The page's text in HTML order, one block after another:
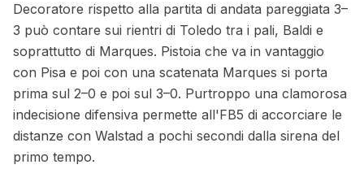
Decoratore rispetto alla partita di andata pareggiata 3–
3 può contare sui rientri di Toledo tra i pali, Baldi e
soprattutto di Marques. Pistoia che va in vantaggio
con Pisa e poi con una scatenata Marques si porta
prima sul 2–0 e poi sul 3–0. Purtroppo una clamorosa
indecisione difensiva permette all'FB5 di accorciare le
distanze con Walstad a pochi secondi dalla sirena del
primo tempo.